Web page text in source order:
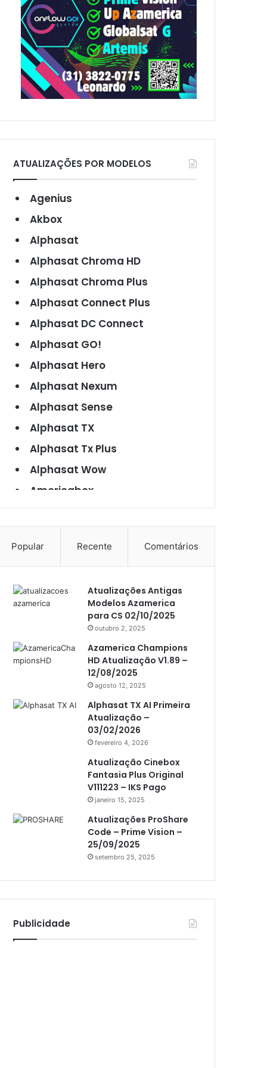
ATUALIZAÇÕES POR MODELOS
Agenius
Akbox
Alphasat
Alphasat Chroma HD
Alphasat Chroma Plus
Alphasat Connect Plus
Alphasat DC Connect
Alphasat GO!
Alphasat Hero
Alphasat Nexum
Alphasat Sense
Alphasat TX
Alphasat Tx Plus
Alphasat Wow
Americabox
Americabox S101
Americabox S105 Plus
Americabox S205 Plus
Americabox S305 Plus
Atacado Games
Athomics Eon
Athomics i3
Athomics i3 Bold
Athomics Inspire Qi
Athomics inspire Qi Compact
Athomics Inspire Qi Lite
Athomics S3
Athomics T3
ATV
Popular Recente Comentários
Atualizações Antigas
Modelos Azamerica
para CS 02/10/2025
outubro 2, 2025
Azamerica Champions
HD Atualização V1.89 –
12/08/2025
agosto 12, 2025
Alphasat TX AI Primeira
Atualização –
03/02/2026
fevereiro 4, 2026
Atualização Cinebox
Fantasia Plus Original
V111223 – IKS Pago
janeiro 15, 2025
Atualizações ProShare
Code – Prime Vision –
25/09/2025
setembro 25, 2025
Publicidade